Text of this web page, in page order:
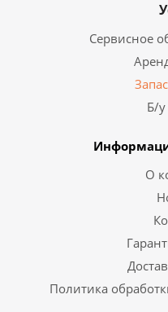
Сервисное
Б/у
О
Политика